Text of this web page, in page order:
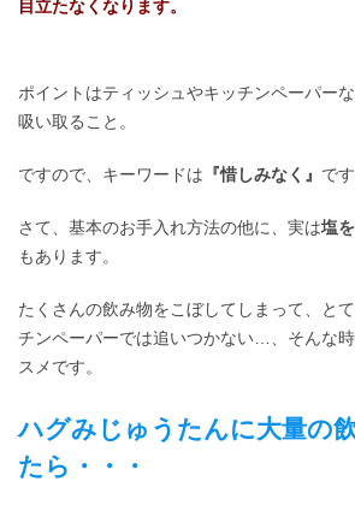
目立たなくなります。
ポイントはティッシュやキッチンペーパー
吸い取ること。
ですので、キーワードは 『惜しみなく』 で
さて、基本のお手入れ方法の他に、実は塩
もあります。
たくさんの飲み物をこぼしてしまって、と
チンペーパーでは追いつかない…、そんな
スメです。
ハグみじゅうたんに大量の
たら・・・